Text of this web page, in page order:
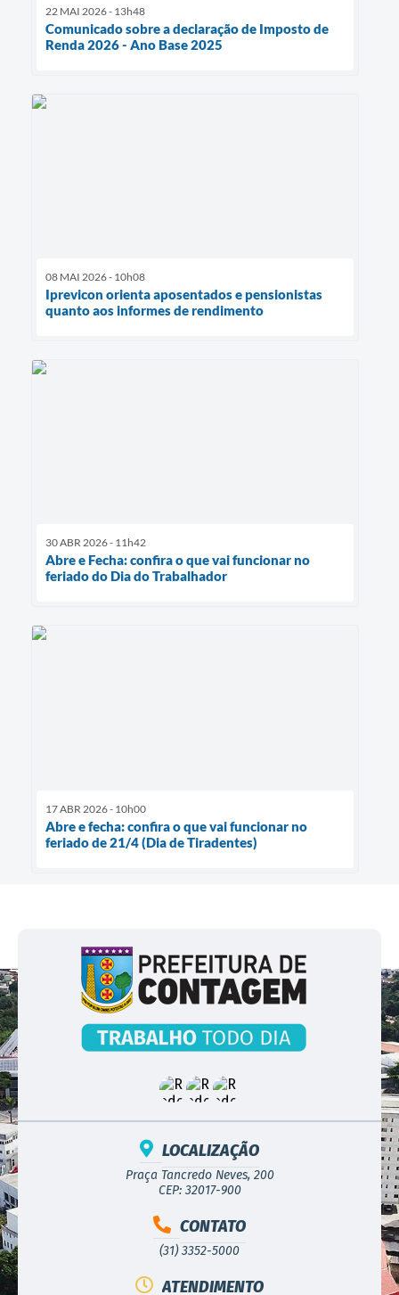
22 MAI 2026 - 13h48
Comunicado sobre a declaração de Imposto de
Renda 2026 - Ano Base 2025
08 MAI 2026 - 10h08
Iprevicon orienta aposentados e pensionistas
quanto aos informes de rendimento
30 ABR 2026 - 11h42
Abre e Fecha: confira o que vai funcionar no
feriado do Dia do Trabalhador
17 ABR 2026 - 10h00
Abre e fecha: confira o que vai funcionar no
feriado de 21/4 (Dia de Tiradentes)
LOCALIZAÇÃO
Praça Tancredo Neves, 200
CEP: 32017-900
CONTATO
(31) 3352-5000
ATENDIMENTO